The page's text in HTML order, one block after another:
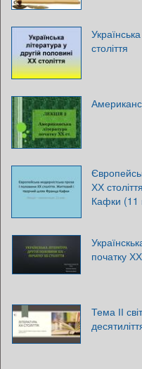
століття
ХХ
Кафки (11
початку ХХ
Тема ІІ